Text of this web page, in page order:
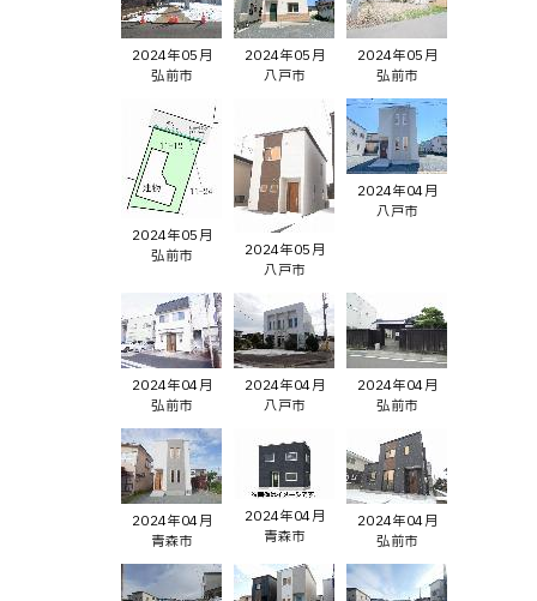
2024年05月
弘前市
2024年05月
八戸市
2024年05月
弘前市
2024年05月
弘前市
2024年05月
八戸市
2024年04月
八戸市
2024年04月
弘前市
2024年04月
八戸市
2024年04月
弘前市
2024年04月
青森市
2024年04月
青森市
2024年04月
弘前市